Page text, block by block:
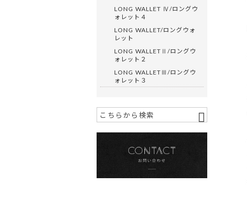
LONG WALLET Ⅳ/ロングウ
ォレット４
LONG WALLET/ロングウォ
レット
LONG WALLETⅡ/ロングウ
ォレット２
LONG WALLETⅢ/ロングウ
ォレット３